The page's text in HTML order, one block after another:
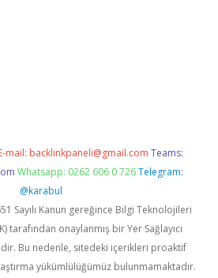
mail: backlinkpaneli@gmail.com Teams:
Whatsapp: 0262 606 0 726 Telegram:
@karabul
Sayılı Kanun gereğince Bilgi Teknolojileri
tarafından onaylanmış bir Yer Sağlayıcı
Bu nedenle, sitedeki içerikleri proaktif
yükümlülüğümüz bulunmamaktadır.